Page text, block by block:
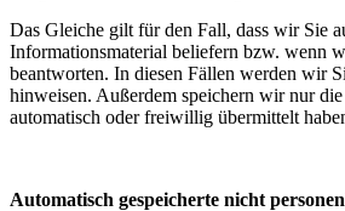
Das Gleiche gilt für den Fall, dass wir Sie
Informationsmaterial beliefern bzw. wenn
beantworten. In diesen Fällen werden wir
hinweisen. Außerdem speichern wir nur
automatisch oder freiwillig übermittelt
Automatisch gespeicherte nicht